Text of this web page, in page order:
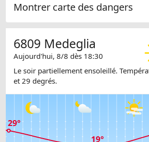
Montrer carte des dangers
6809 Medeglia
Aujourd'hui, 8/8 dès 18:30
Le soir partiellement ensoleillé.
et 29 degrés.